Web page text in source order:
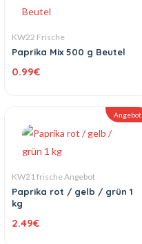
KW22 Frische
Paprika Mix 500 g Beutel
0.99€
Angebot
KW21 frische Angebot
Paprika rot / gelb / grün 1
kg
2.49€